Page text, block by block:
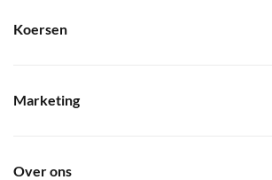
Koersen
Marketing
Over ons